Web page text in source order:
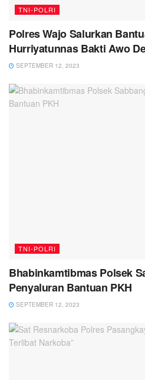
TNI-POLRI
Polres Wajo Salurkan
Hurriyatunnas Bakti Awo
SEPTEMBER 12, 2023
TNI-POLRI
Bhabinkamtibmas Polsek
Penyaluran Bantuan PKH
SEPTEMBER 12, 2023